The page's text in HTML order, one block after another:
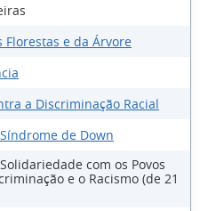
e da Árvore
a Discriminação Racial
de Down
com os Povos
e o Racismo (de 21